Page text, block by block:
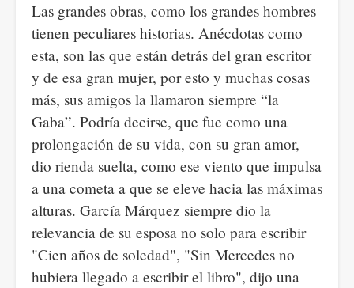
Las grandes obras, como los grandes hombres
tienen peculiares historias. Anécdotas como
esta, son las que están detrás del gran escritor
y de esa gran mujer, por esto y muchas cosas
más, sus amigos la llamaron siempre “la
Gaba”. Podría decirse, que fue como una
prolongación de su vida, con su gran amor,
dio rienda suelta, como ese viento que impulsa
a una cometa a que se eleve hacia las máximas
alturas. García Márquez siempre dio la
relevancia de su esposa no solo para escribir
"Cien años de soledad", "Sin Mercedes no
hubiera llegado a escribir el libro", dijo una